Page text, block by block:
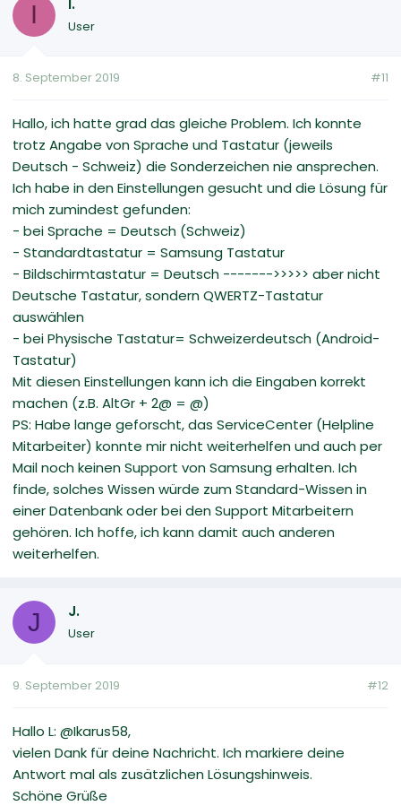
I User
8. September 2019 #11
Hallo, ich hatte grad das gleiche Problem. Ich konnte
trotz Angabe von Sprache und Tastatur (jeweils
Deutsch - Schweiz) die Sonderzeichen nie ansprechen.
Ich habe in den Einstellungen gesucht und die Lösung für
mich zumindest gefunden:
- bei Sprache = Deutsch (Schweiz)
- Standardtastatur = Samsung Tastatur
- Bildschirmtastatur = Deutsch ------->>>>> aber nicht
Deutsche Tastatur, sondern QWERTZ-Tastatur
auswählen
- bei Physische Tastatur= Schweizerdeutsch (Android-
Tastatur)
Mit diesen Einstellungen kann ich die Eingaben korrekt
machen (z.B. AltGr + 2@ = @)
PS: Habe lange geforscht, das ServiceCenter (Helpline
Mitarbeiter) konnte mir nicht weiterhelfen und auch per
Mail noch keinen Support von Samsung erhalten. Ich
finde, solches Wissen würde zum Standard-Wissen in
einer Datenbank oder bei den Support Mitarbeitern
gehören. Ich hoffe, ich kann damit auch anderen
weiterhelfen.
J J.
User
9. September 2019 #12
Hallo L: @Ikarus58,
vielen Dank für deine Nachricht. Ich markiere deine
Antwort mal als zusätzlichen Lösungshinweis.
Schöne Grüße